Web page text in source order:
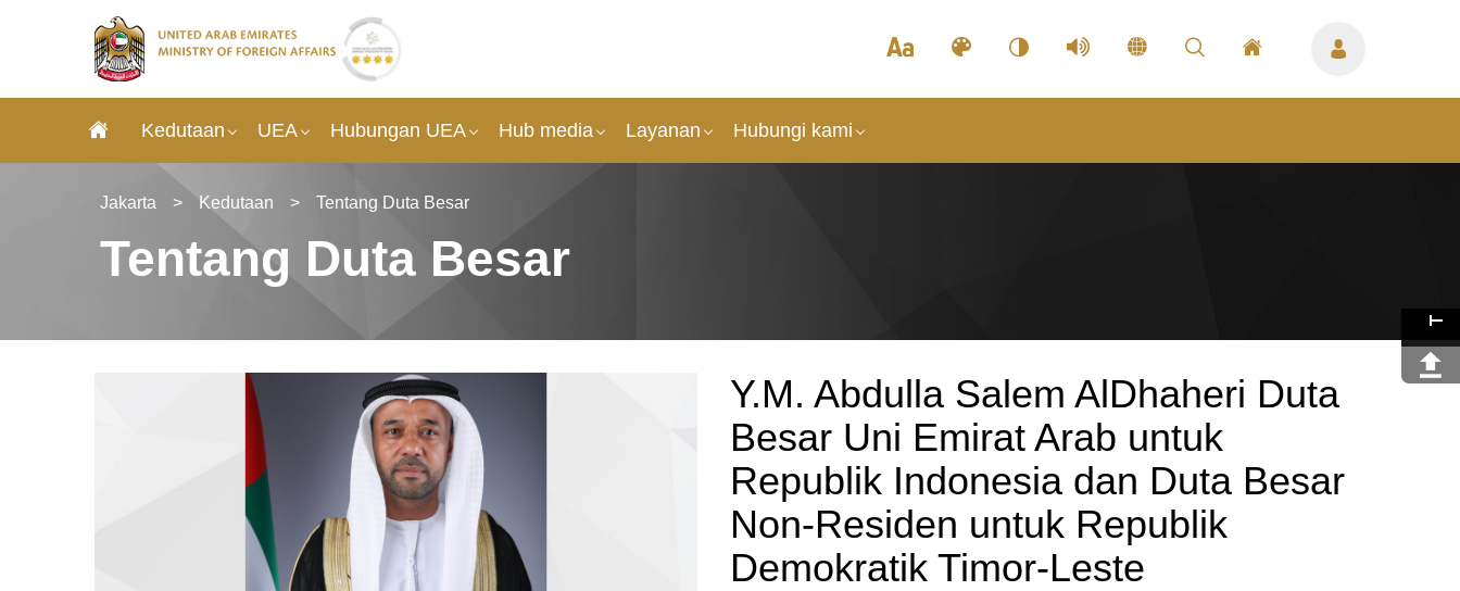
Kedutaan UEA Hubungan UEA Hub media Layanan Hubungi kami
Jakarta > Kedutaan > Tentang Duta Besar
Tentang Duta Besar
Y.M. Abdulla Salem AlDhaheri Duta
Besar Uni Emirat Arab untuk
Republik Indonesia dan Duta Besar
Non-Residen untuk Republik
Demokratik Timor-Leste